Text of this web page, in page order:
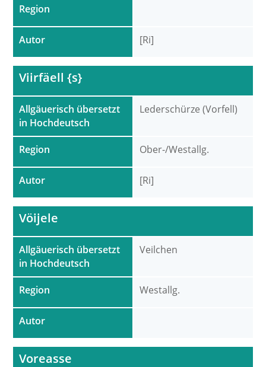
Region
Autor [Ri]
Allgäuerisch übersetzt
in Hochdeutsch
Region
Autor
Viirfäell {s}
Lederschürze (Vorfell)
Ober-/Westallg.
[Ri]
Allgäuerisch übersetzt
in Hochdeutsch
Region
Autor
Vöijele
Veilchen
Westallg.
Voreasse